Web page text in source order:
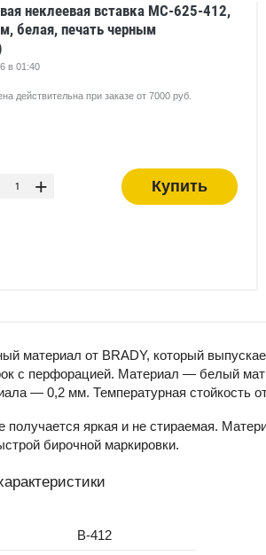
неклеевая вставка MC-625-412,
белая, печать черным
в 01:40
действительна при заказе от 7000 руб.
+ Купить
материал от BRADY, который
с перфорацией. Материал — белый
— 0,2 мм. Температурная стойкость
получается яркая и не стираемая.
бирочной маркировки.
B-412